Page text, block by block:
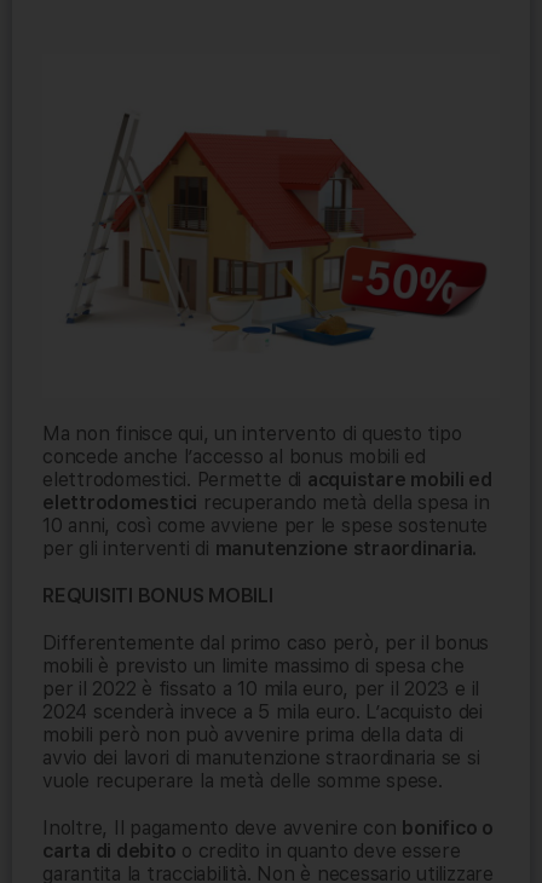
Ma non finisce qui, un intervento di questo tipo
concede anche l’accesso al bonus mobili ed
elettrodomestici. Permette di acquistare mobili ed
elettrodomestici recuperando metà della spesa in
10 anni, così come avviene per le spese sostenute
per gli interventi di manutenzione straordinaria.
REQUISITI BONUS MOBILI
Differentemente dal primo caso però, per il bonus
mobili è previsto un limite massimo di spesa che
per il 2022 è fissato a 10 mila euro, per il 2023 e il
2024 scenderà invece a 5 mila euro. L’acquisto dei
mobili però non può avvenire prima della data di
avvio dei lavori di manutenzione straordinaria se si
vuole recuperare la metà delle somme spese.
Inoltre, Il pagamento deve avvenire con bonifico o
carta di debito o credito in quanto deve essere
garantita la tracciabilità. Non è necessario utilizzare